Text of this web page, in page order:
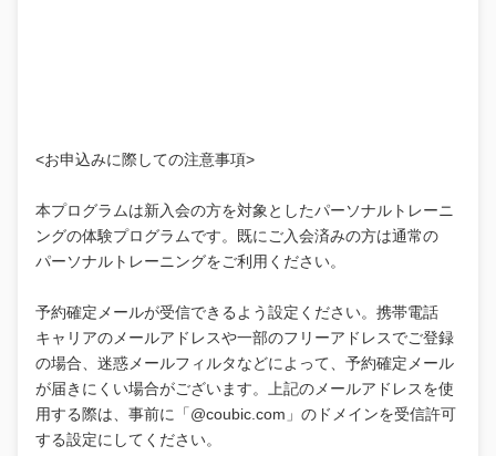
<お申込みに際しての注意事項>
本プログラムは新入会の方を対象としたパーソナルトレーニ
ングの体験プログラムです。既にご入会済みの方は通常の
パーソナルトレーニングをご利用ください。
予約確定メールが受信できるよう設定ください。携帯電話
キャリアのメールアドレスや一部のフリーアドレスでご登録
の場合、迷惑メールフィルタなどによって、予約確定メール
が届きにくい場合がございます。上記のメールアドレスを使
用する際は、事前に「@coubic.com」のドメインを受信許可
する設定にしてください。